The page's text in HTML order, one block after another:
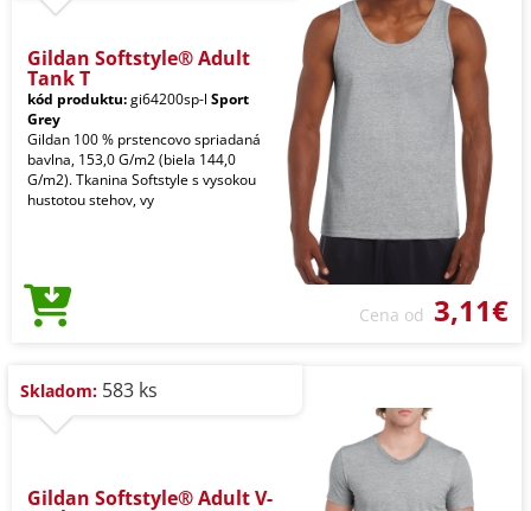
Gildan Softstyle® Adult
Tank T
kód produktu:gi64200sp-l Sport
Grey
Gildan 100 % prstencovo spriadaná
bavlna, 153,0 G/m2 (biela 144,0
G/m2). Tkanina Softstyle s vysokou
hustotou stehov, vy
Cena od 3,11€
Skladom: 583 ks
Gildan Softstyle® Adult V-